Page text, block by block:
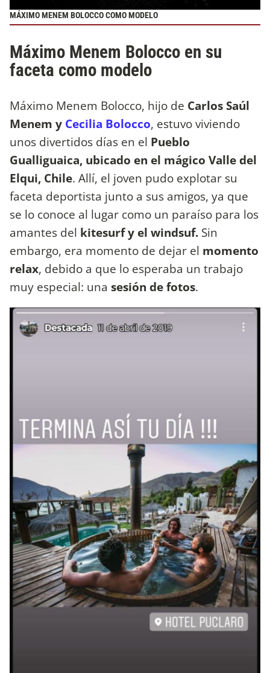
MÁXIMO MENEM BOLOCCO COMO MODELO
Máximo Menem Bolocco en su
faceta como modelo
Máximo Menem Bolocco, hijo de Carlos Saúl
Menem y Cecilia Bolocco, estuvo viviendo
unos divertidos días en el Pueblo
Gualliguaica, ubicado en el mágico Valle del
Elqui, Chile. Allí, el joven pudo explotar su
faceta deportista junto a sus amigos, ya que
se lo conoce al lugar como un paraíso para los
amantes del kitesurf y el windsuf. Sin
embargo, era momento de dejar el momento
relax, debido a que lo esperaba un trabajo
muy especial: una sesión de fotos.